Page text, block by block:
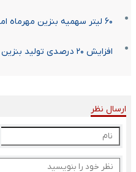
۶۰ لیتر سهمیه بنزین مهرماه امشب شارژ می‌شود
افزایش ۲۰ درصدی تولید بنزین پالایشگاه ستاره خلیج‌فارس
ارسال نظر